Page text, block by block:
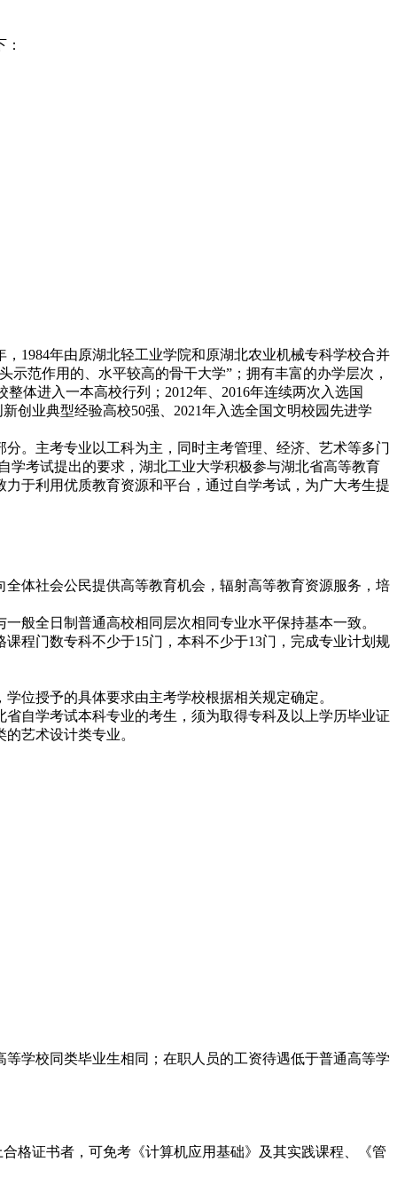
1984年由原湖北轻工业学院和原湖北农业机械专科学校合并
范作用的、水平较高的骨干大学”；拥有丰富的办学层次，
体进入一本高校行列；2012年、2016年连续两次入选国
创业典型经验高校50强、2021年入选全国文明校园先进学
。主考专业以工科为主，同时主考管理、经济、艺术等多门
学考试提出的要求，湖北工业大学积极参与湖北省高等教育
于利用优质教育资源和平台，通过自学考试，为广大考生提
体社会公民提供高等教育机会，辐射高等教育资源服务，培
般全日制普通高校相同层次相同专业水平保持基本一致。
程门数专科不少于15门，本科不少于13门，完成专业计划规
位授予的具体要求由主考学校根据相关规定确定。
自学考试本科专业的考生，须为取得专科及以上学历毕业证
艺术设计类专业。
学校同类毕业生相同；在职人员的工资待遇低于普通高等学
格证书者，可免考《计算机应用基础》及其实践课程、《管